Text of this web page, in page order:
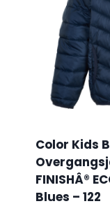
Color Kids
FINISHÂ®
Blues – 122